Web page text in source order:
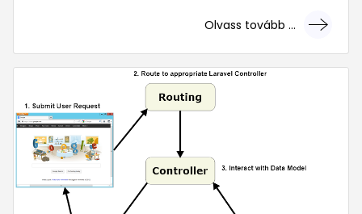
Olvass tovább ...
... mert megéri!